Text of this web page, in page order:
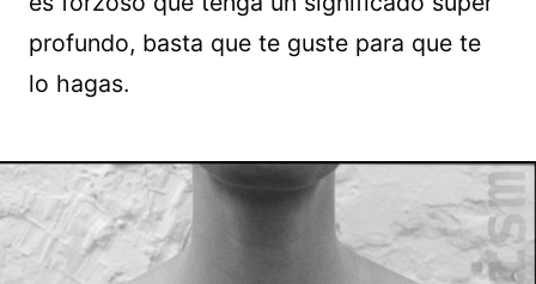
profundo, basta que te guste para que te
lo hagas.